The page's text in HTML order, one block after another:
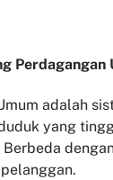
Perdagangan
adalah
yang